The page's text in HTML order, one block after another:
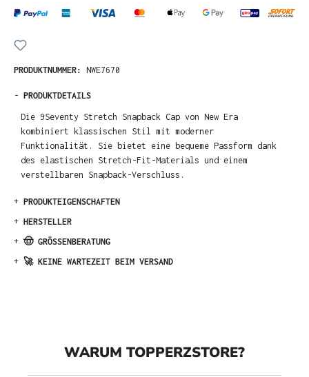
PRODUKTNUMMER: NWE7670
- PRODUKTDETAILS
Die 9Seventy Stretch Snapback Cap von New Era
kombiniert klassischen Stil mit moderner
Funktionalität. Sie bietet eine bequeme Passform dank
des elastischen Stretch-Fit-Materials und einem
verstellbaren Snapback-Verschluss.
+ PRODUKTEIGENSCHAFTEN
+ HERSTELLER
+ 🤠 GRÖSSENBERATUNG
+ 🚀 KEINE WARTEZEIT BEIM VERSAND
WARUM TOPPERZSTORE?